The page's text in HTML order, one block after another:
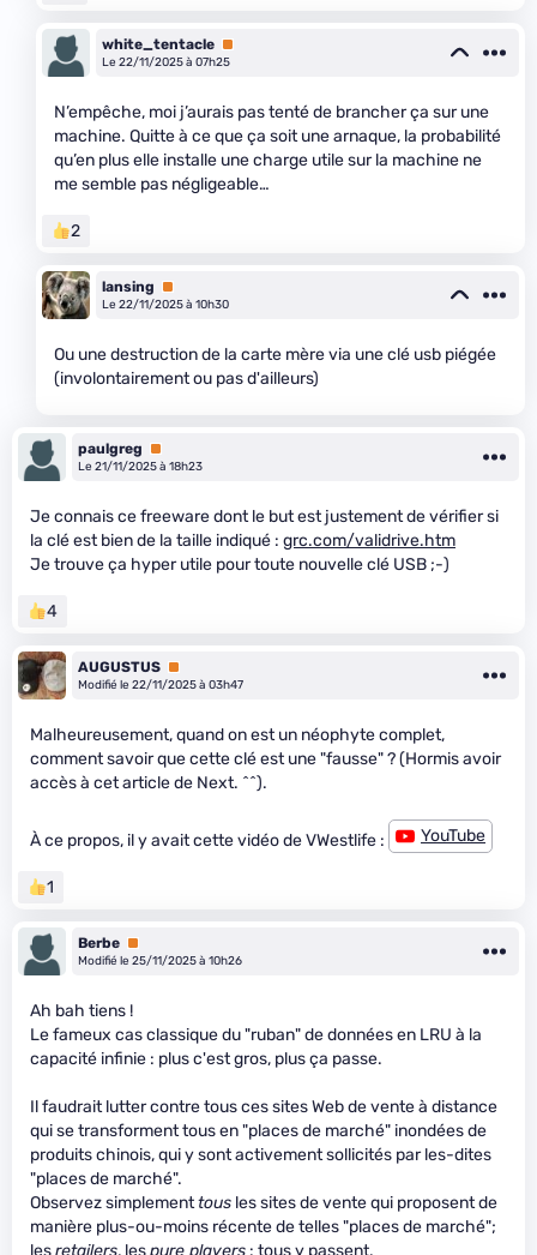
white_tentacle Premium
Le 22/11/2025 à 07h25
N’empêche, moi j’aurais pas tenté de brancher ça sur une
machine. Quitte à ce que ça soit une arnaque, la probabilité
qu’en plus elle installe une charge utile sur la machine ne
me semble pas négligeable…
2
lansing
Premium
Le 22/11/2025 à 10h30
Ou une destruction de la carte mère via une clé usb piégée
(involontairement ou pas d'ailleurs)
paulgreg
Premium
Le 21/11/2025 à 18h23
Je connais ce freeware dont le but est justement de vérifier si
la clé est bien de la taille indiqué : grc.com/validrive.htm
Je trouve ça hyper utile pour toute nouvelle clé USB ;-)
4
AUGUSTUS Premium
Modifié le 22/11/2025 à 03h47
Malheureusement, quand on est un néophyte complet,
comment savoir que cette clé est une "fausse" ? (Hormis avoir
accès à cet article de Next. ^^).
À ce propos, il y avait cette vidéo de VWestlife : YouTube
1
Berbe Premium
Modifié le 25/11/2025 à 10h26
Ah bah tiens !
Le fameux cas classique du "ruban" de données en LRU à la
capacité infinie : plus c'est gros, plus ça passe.
Il faudrait lutter contre tous ces sites Web de vente à distance
qui se transforment tous en "places de marché" inondées de
produits chinois, qui y sont activement sollicités par les-dites
"places de marché".
Observez simplementtous les sites de vente qui proposent de
manière plus-ou-moins récente de telles "places de marché";
lesretailers, lespure players : tous y passent.